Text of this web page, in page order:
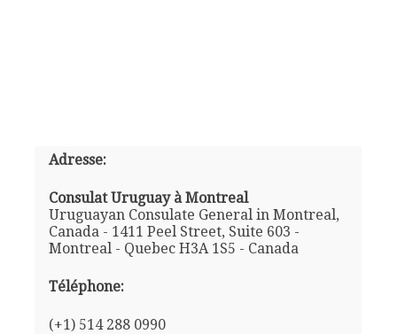
Adresse:
Consulat Uruguay à Montreal
Uruguayan Consulate General in Montreal,
Canada - 1411 Peel Street, Suite 603 -
Montreal - Quebec H3A 1S5 - Canada
Téléphone:
(+1) 514 288 0990